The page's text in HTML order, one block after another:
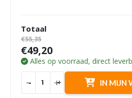
Totaal
€55,35
€49,20
Alles op voorraad, direct
- + IN MIJN